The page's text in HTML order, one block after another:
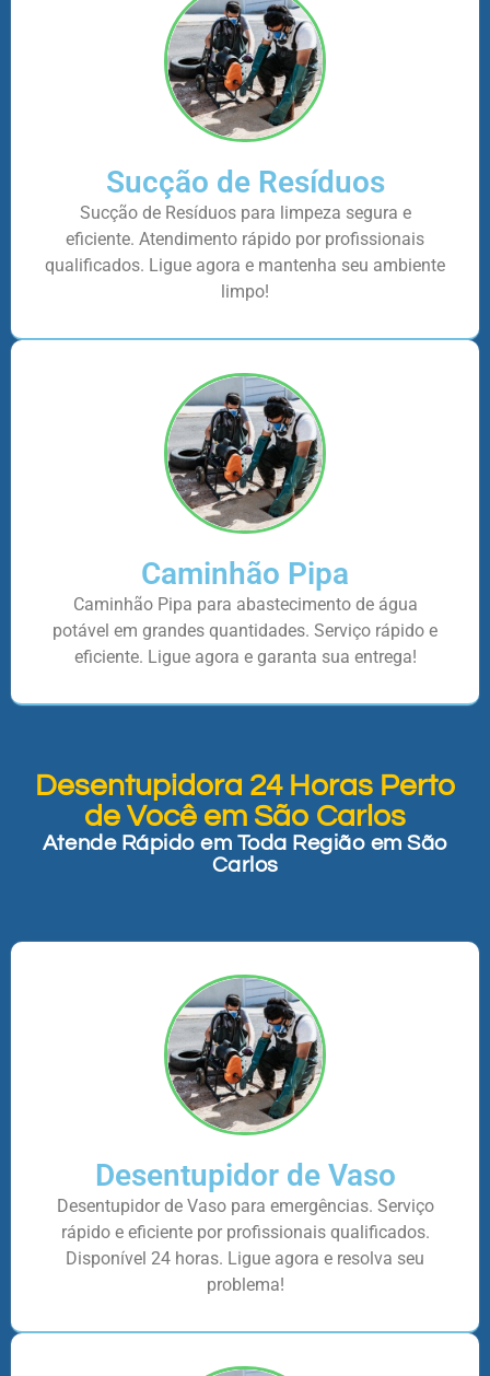
Sucção de Resíduos
Sucção de Resíduos para limpeza segura e
eficiente. Atendimento rápido por profissionais
qualificados. Ligue agora e mantenha seu ambiente
limpo!
Caminhão Pipa
Caminhão Pipa para abastecimento de água
potável em grandes quantidades. Serviço rápido e
eficiente. Ligue agora e garanta sua entrega!
Desentupidora 24 Horas Perto
de Você em São Carlos
Atende Rápido em Toda Região em São
Carlos
Desentupidor de Vaso
Desentupidor de Vaso para emergências. Serviço
rápido e eficiente por profissionais qualificados.
Disponível 24 horas. Ligue agora e resolva seu
problema!